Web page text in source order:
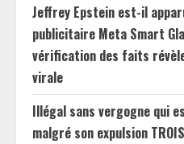
Jeffrey Epstein est-il
publicitaire Meta Smart
vérification des faits
virale
Illégal sans vergogne qui
malgré son expulsion